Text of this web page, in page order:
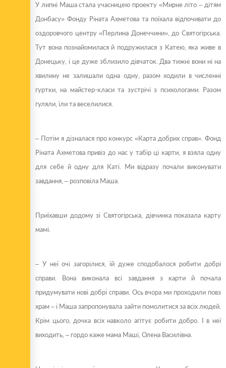
У липні Маша стала учасницею проекту «Мирне літо – дітям
Донбасу» Фонду Ріната Ахметова та поїхала відпочивати до
оздоровчого центру «Перлина Донеччини», до Святогірська.
Тут вона познайомилася й подружилася з Катею, яка живе в
Донецьку, і це дуже зблизило дівчаток. Два тижні вони ні на
хвилину не залишали одна одну, разом ходили в численні
гуртки, на майстер-класи та зустрічі з психологами. Разом
гуляли, їли та веселилися.
– Потім я дізналася про конкурс «Карта добрих справ». Фонд
Ріната Ахметова привіз до нас у табір ці карти, я взяла одну
для себе й одну для Каті. Ми відразу почали виконувати
завдання, – розповіла Маша.
Приїхавши додому зі Святогірська, дівчинка показала карту
мамі.
– У неї очі загорілися, їй дуже сподобалося робити добрі
справи. Вона виконала всі завдання з карти й почала
придумувати нові добрі справи. Ось вчора ми проходили повз
храм – і Маша запропонувала зайти помолитися за всіх людей.
Крім цього, дочка всіх навколо агітує робити добро. І в неї
виходить, – гордо каже мама Маші, Олена Василівна.